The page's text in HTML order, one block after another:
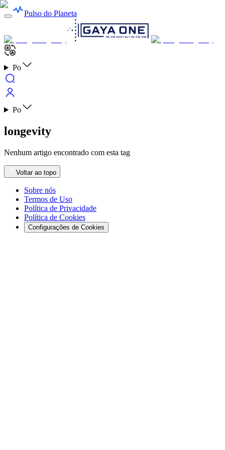
Pulso do Planeta
Po
Po
longevity
Nenhum artigo encontrado com esta tag
Voltar ao topo
Sobre nós
Termos de Uso
Política de Privacidade
Política de Cookies
Configurações de Cookies